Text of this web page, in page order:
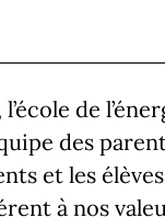
de
des
et les
à nos